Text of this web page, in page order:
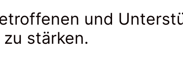
und
stärken.